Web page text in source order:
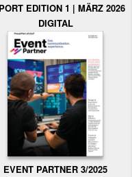
EDITION 1 | MÄRZ 2026
DIGITAL
EVENT PARTNER 3/2025